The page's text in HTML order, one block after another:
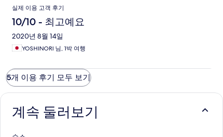
실제 이용 고객 후기
10/10 - 최고예요
2020년 8월 14일
YOSHINORI 님, 1박 여행
5개 이용 후기 모두 보기
계속 둘러보기